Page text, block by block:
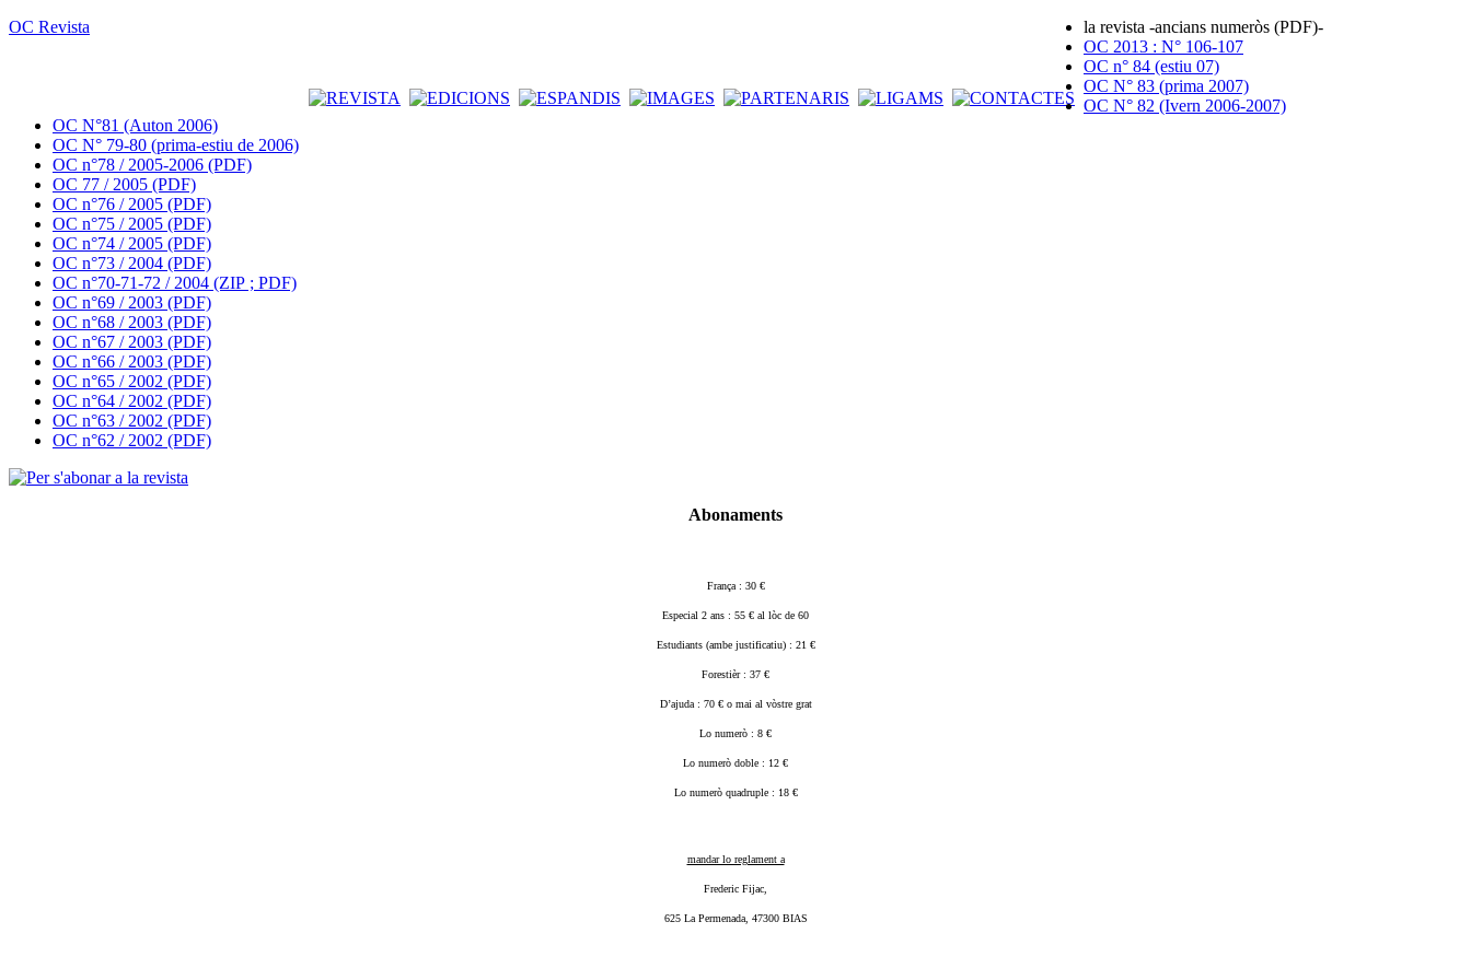
OC Revista
la revista -ancians numeròs (PDF)-
OC 2013 : N° 106-107
OC n° 84 (estiu 07)
OC N° 83 (prima 2007)
OC N° 82 (Ivern 2006-2007)
OC N°81 (Auton 2006)
OC N° 79-80 (prima-estiu de 2006)
OC n°78 / 2005-2006 (PDF)
OC 77 / 2005 (PDF)
OC n°76 / 2005 (PDF)
OC n°75 / 2005 (PDF)
OC n°74 / 2005 (PDF)
OC n°73 / 2004 (PDF)
OC n°70-71-72 / 2004 (ZIP ; PDF)
OC n°69 / 2003 (PDF)
OC n°68 / 2003 (PDF)
OC n°67 / 2003 (PDF)
OC n°66 / 2003 (PDF)
OC n°65 / 2002 (PDF)
OC n°64 / 2002 (PDF)
OC n°63 / 2002 (PDF)
OC n°62 / 2002 (PDF)
Abonaments
França : 30 €
Especial 2 ans : 55 € al lòc de 60
Estudiants (ambe justificatiu) : 21 €
Forestièr : 37 €
D’ajuda : 70 € o mai al vòstre grat
Lo numerò : 8 €
Lo numerò doble : 12 €
Lo numerò quadruple : 18 €
mandar lo reglament a
Frederic Fijac,
625 La Permenada, 47300 BIAS